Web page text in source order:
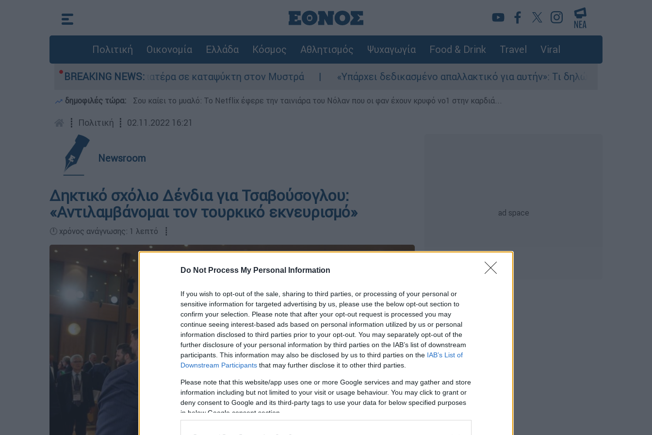
Do Not Process My Personal Information
If you wish to opt-out of the sale, sharing to third parties, or processing of your personal or
sensitive information for targeted advertising by us, please use the below opt-out section to
confirm your selection. Please note that after your opt-out request is processed you may
continue seeing interest-based ads based on personal information utilized by us or personal
information disclosed to third parties prior to your opt-out. You may separately opt-out of the
further disclosure of your personal information by third parties on the IAB’s list of downstream
participants. This information may also be disclosed by us to third parties on the IAB’s List of
Downstream Participants that may further disclose it to other third parties.
Please note that this website/app uses one or more Google services and may gather and store
information including but not limited to your visit or usage behaviour. You may click to grant or
deny consent to Google and its third-party tags to use your data for below specified purposes
in below Google consent section.
Πολιτική Οικονομία Ελλάδα Κόσμος Αθλητισμός Ψυχαγωγία Food & Drink Travel Viral
BREAKING NEWS:
που είχε τον νεκρό του πατέρα σε καταψύκτη στον Μυστρά «Υπάρχει δεδικασμένο απαλλακτικό για αυτήν»: Τι δηλώνει στο ethnos.gr
δημοφιλές τώρα: Σου καίει το μυαλό: Το Netflix έφερε την ταινιάρα του Νόλαν που οι φαν έχουν κρυφό νο1 στην καρδιά...
┋ Πολιτική ┋ 02.11.2022 16:21
Newsroom
Δηκτικό σχόλιο Δένδια για Τσαβούσογλου:
«Αντιλαμβάνομαι τον τουρκικό εκνευρισμό»
🕛 χρόνος ανάγνωσης: 1 λεπτό ┋